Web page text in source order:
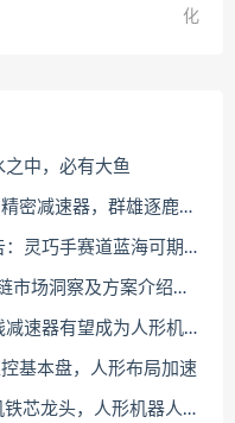
化
中，必有大鱼
器，群雄逐鹿，新的篇章
蓝海可期，各类新技术百花齐放
场洞察及方案介绍报告
成为人形机器人新的迭代方向
基本盘，人形布局加速
器人核心部件打造第二成长曲线